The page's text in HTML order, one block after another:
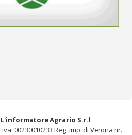
L'informatore Agrario S.r.l
00230010233 Reg. imp. di Verona nr.